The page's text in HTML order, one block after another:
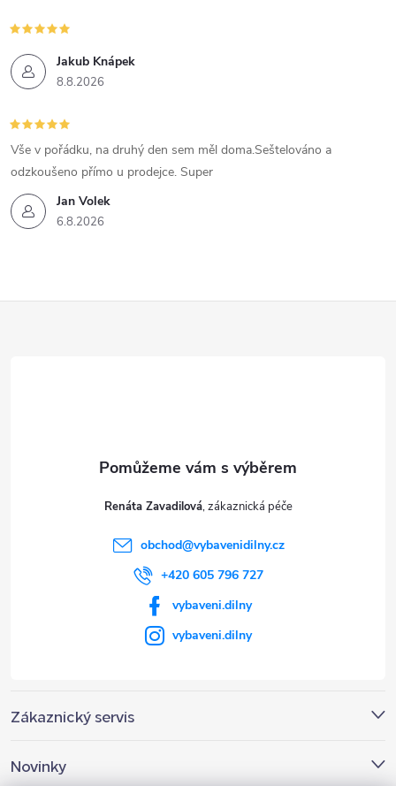
Jakub Knápek
8.8.2026
Jan Volek
6.8.2026
Vše v pořádku, na druhý den sem měl doma.Seštelováno a
odzkoušeno přímo u prodejce. Super
Zákaznický servis
Novinky
Renáta Zavadilová
obchod@vybavenidilny.cz
+420 605 796 727
vybaveni.dilny
vybaveni.dilny